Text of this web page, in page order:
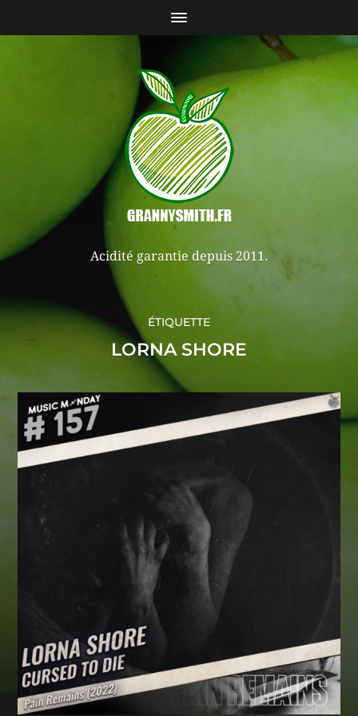
Acidité garantie depuis 2011.
ÉTIQUETTE
LORNA SHORE